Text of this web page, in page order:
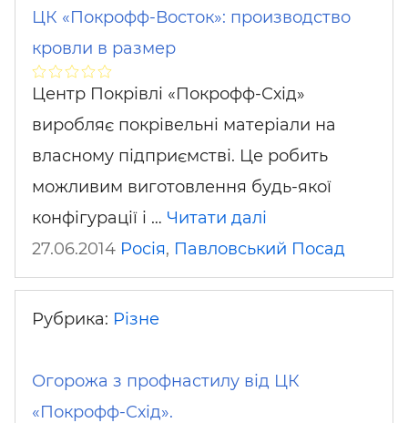
ЦК «Покрофф-Восток»: производство
кровли в размер
Центр Покрівлі «Покрофф-Схід»
виробляє покрівельні матеріали на
власному підприємстві. Це робить
можливим виготовлення будь-якої
конфігурації і … Читати далі
27.06.2014 Росія, Павловський Посад
Рубрика: Різне
Огорожа з профнастилу від ЦК
«Покрофф-Схід».